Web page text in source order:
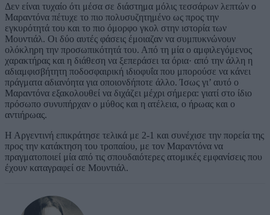
Δεν είναι τυχαίο ότι μέσα σε διάστημα μόλις τεσσάρων λεπτών ο
Μαραντόνα πέτυχε το πιο πολυσυζητημένο ως προς την
εγκυρότητά του και το πιο όμορφο γκολ στην ιστορία των
Μουντιάλ. Οι δύο αυτές φάσεις έμοιαζαν να συμπυκνώνουν
ολόκληρη την προσωπικότητά του. Από τη μία ο αμφιλεγόμενος
χαρακτήρας και η διάθεση να ξεπεράσει τα όρια· από την άλλη η
αδιαμφισβήτητη ποδοσφαιρική ιδιοφυΐα που μπορούσε να κάνει
πράγματα αδιανόητα για οποιονδήποτε άλλο. Ίσως γι’ αυτό ο
Μαραντόνα εξακολουθεί να διχάζει μέχρι σήμερα: γιατί στο ίδιο
πρόσωπο συνυπήρχαν ο μύθος και η ατέλεια, ο ήρωας και ο
αντιήρωας.
Η Αργεντινή επικράτησε τελικά με 2-1 και συνέχισε την πορεία της
προς την κατάκτηση του τροπαίου, με τον Μαραντόνα να
πραγματοποιεί μία από τις σπουδαιότερες ατομικές εμφανίσεις που
έχουν καταγραφεί σε Μουντιάλ.